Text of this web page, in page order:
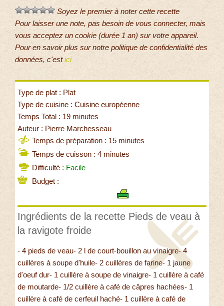
Soyez le premier à noter cette recette
Pour laisser une note, pas besoin de vous connecter, mais
vous acceptez un cookie (durée 1 an) sur votre appareil.
Pour en savoir plus sur notre politique de confidentialité des
données, c'estici
Type de plat : Plat
Type de cuisine : Cuisine européenne
Temps Total : 19 minutes
Auteur : Pierre Marchesseau
Temps de préparation : 15 minutes
Temps de cuisson : 4 minutes
Difficulté : Facile
Budget :
Ingrédients de la recette Pieds de veau à
la ravigote froide
- 4 pieds de veau- 2 l de court-bouillon au vinaigre- 4
cuillères à soupe d'huile- 2 cuillères de farine- 1 jaune
d'oeuf dur- 1 cuillère à soupe de vinaigre- 1 cuillère à café
de moutarde- 1/2 cuillère à café de câpres hachées- 1
cuillère à café de cerfeuil haché- 1 cuillère à café de